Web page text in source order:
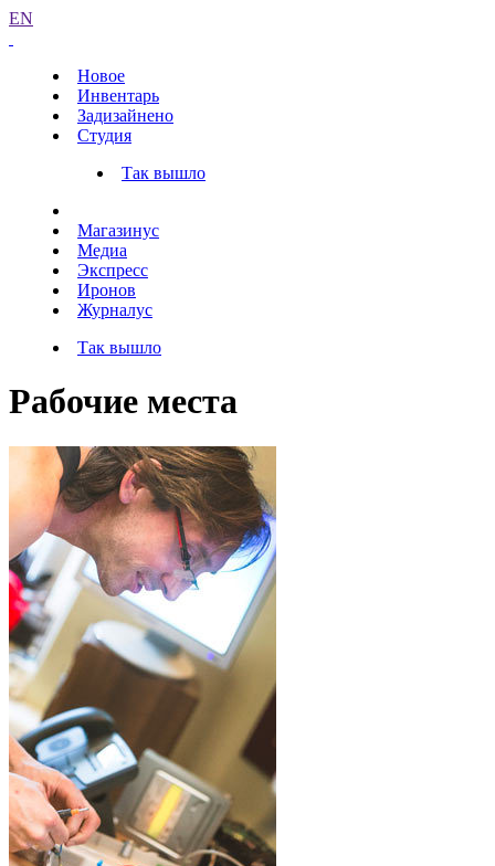
EN
Новое
Инвентарь
Задизайнено
Студия
Так вышло
Магазинус
Медиа
Экспресс
Иронов
Журналус
Так вышло
Рабочие места